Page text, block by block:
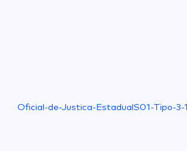
Oficial-de-Justica-EstadualS01-Tipo-3-1